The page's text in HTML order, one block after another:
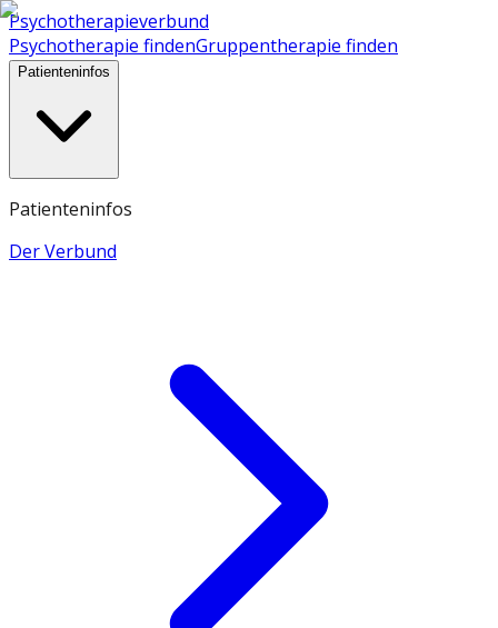
Psychotherapieverbund
Psychotherapie findenGruppentherapie finden
Patienteninfos
Patienteninfos
Der Verbund